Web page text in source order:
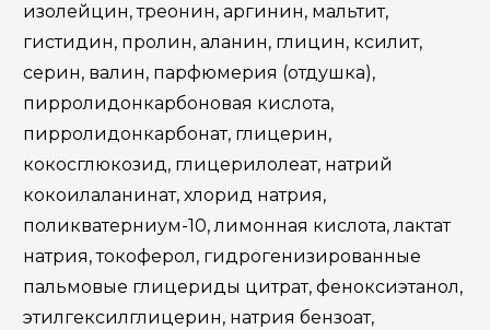
изолейцин, треонин, аргинин, мальтит,
гистидин, пролин, аланин, глицин, ксилит,
серин, валин, парфюмерия (отдушка),
пирролидонкарбоновая кислота,
пирролидонкарбонат, глицерин,
кокосглюкозид, глицерилолеат, натрий
кокоилаланинат, хлорид натрия,
поликватерниум-10, лимонная кислота, лактат
натрия, токоферол, гидрогенизированные
пальмовые глицериды цитрат, феноксиэтанол,
этилгексилглицерин, натрия бензоат,